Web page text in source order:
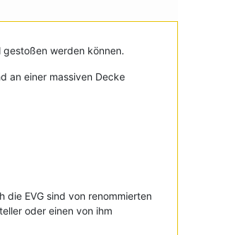
werden können.
an einer massiven Decke
die EVG sind von renommierten
oder einen von ihm